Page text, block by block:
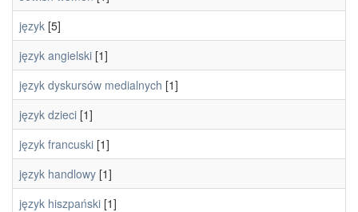
język [5]
język angielski [1]
język dyskursów medialnych [1]
język dzieci [1]
język francuski [1]
język handlowy [1]
język hiszpański [1]